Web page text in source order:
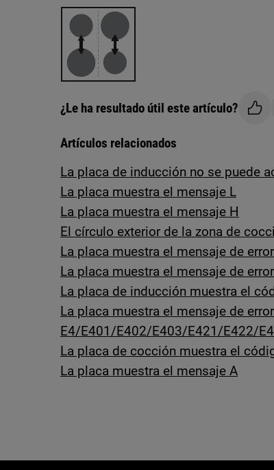
¿Le ha resultado útil este artículo?
Artículos relacionados
La placa de inducción no se puede
La placa muestra el mensaje L
La placa muestra el mensaje H
El círculo exterior de la zona de
La placa muestra el mensaje de
La placa muestra el mensaje de
La placa de inducción muestra el
La placa muestra el mensaje de error
E4/E401/E402/E403/E421/E422/
La placa de cocción muestra el
La placa muestra el mensaje A